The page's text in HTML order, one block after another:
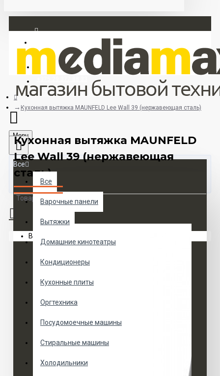
Регистрация
+375 33 673 17 31 (МТС)
Menu
Все
Все
Варочные панели
Вытяжки
Домашние кинотеатры
Кондиционеры
Кухонные плиты
Оргтехника
Посудомоечные машины
Стиральные машины
Холодильники
Товаров 0 (0 руб.)
Ваша корзина пуста!
Кухонная вытяжка MAUNFELD Lee Wall 39 (нержавеющая сталь)
Кухонная вытяжка MAUNFELD
Lee Wall 39 (нержавеющая
сталь)